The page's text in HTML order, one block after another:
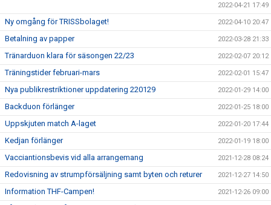
2022-04-21 17:49
Ny omgång för TRISSbolaget! 2022-04-10 20:47
Betalning av papper 2022-03-28 21:33
Tränarduon klara för säsongen 22/23 2022-02-07 20:12
Träningstider februari-mars 2022-02-01 15:47
Nya publikrestriktioner uppdatering 220129 2022-01-29 14:00
Backduon förlänger 2022-01-25 18:00
Uppskjuten match A-laget 2022-01-20 17:44
Kedjan förlänger 2022-01-19 18:00
Vacciantionsbevis vid alla arrangemang 2021-12-28 08:24
Redovisning av strumpförsäljning samt byten och returer 2021-12-27 14:50
Information THF-Campen! 2021-12-26 09:00